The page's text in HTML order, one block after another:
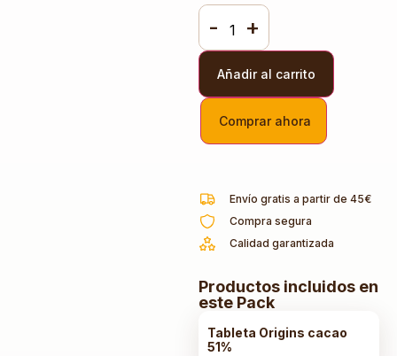
- +
Añadir al carrito
Comprar ahora
Envío gratis a partir de 45€
Compra segura
Calidad garantizada
Productos incluidos en
este Pack
Tableta Origins cacao
51%